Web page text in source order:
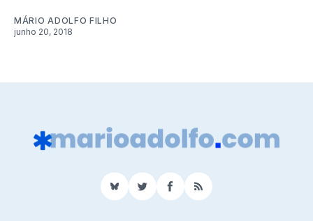
MÁRIO ADOLFO FILHO
junho 20, 2018
BlueSkyTwitterFacebook
RSS